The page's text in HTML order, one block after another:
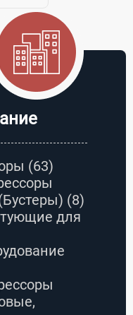
(63)
(8)
для